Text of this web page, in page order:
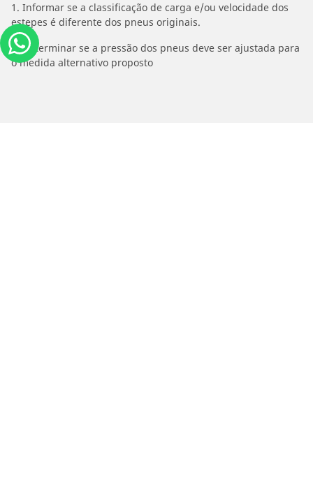
1. Informar se a classificação de carga e/ou velocidade dos
estepes é diferente dos pneus originais.
2. Determinar se a pressão dos pneus deve ser ajustada para
o medida alternativo proposto